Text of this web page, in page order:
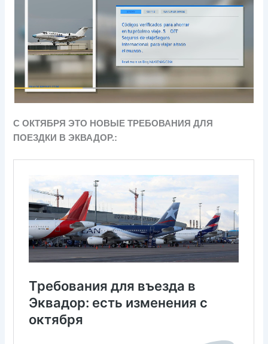
С ОКТЯБРЯ ЭТО НОВЫЕ ТРЕБОВАНИЯ ДЛЯ
ПОЕЗДКИ В ЭКВАДОР.: